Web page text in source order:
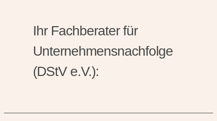
Ihr Fachberater für
Unternehmensnachfolge
(DStV e.V.):